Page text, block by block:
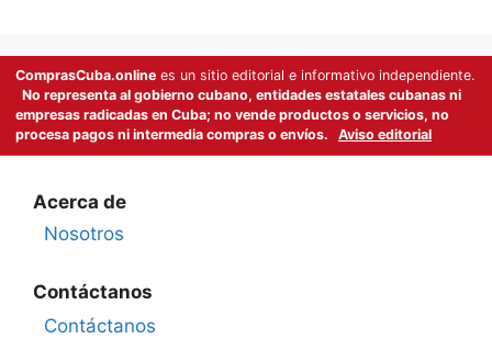
ComprasCuba.online es un sitio editorial e informativo independiente.
No representa al gobierno cubano, entidades estatales cubanas ni
empresas radicadas en Cuba; no vende productos o servicios, no
procesa pagos ni intermedia compras o envíos.
Aviso editorial
Acerca de
Nosotros
Contáctanos
Contáctanos